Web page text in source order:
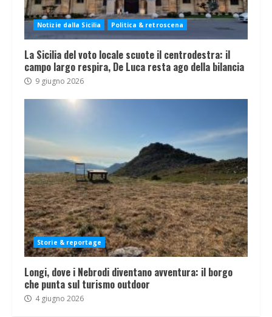
Notizie dalla Sicilia Politica & retroscena
La Sicilia del voto locale scuote il centrodestra: il
campo largo respira, De Luca resta ago della bilancia
9 giugno 2026
Storie & reportage
Longi, dove i Nebrodi diventano avventura: il borgo
che punta sul turismo outdoor
4 giugno 2026